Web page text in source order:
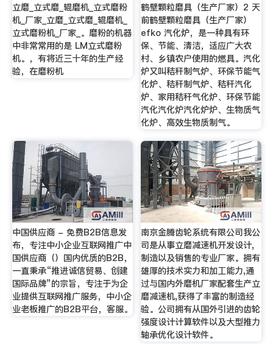
立磨_立式磨_辊磨机_立式磨粉
机_厂家_立磨_立式磨_辊磨机_
立式磨粉机_厂家_。磨粉的机器
中非常常用的是 LM立式磨粉
机。，有将近三十年的生产经
验，在磨粉机
鹤壁颗粒磨具（生产厂家）2 天
前鹤壁颗粒磨具（生产厂家）
efko 汽化炉，是一种具有环
保、节能、清洁，适应广大农
村、乡镇农户使用的燃具。汽化
炉又叫秸秆制气炉、环保节能气
化炉、秸秆制气炉、秸秆汽化
炉、家用秸秆气化炉、环保节能
汽化汽化炉汽化炉炉、生物质气
化炉、高效生物质制气。
中国供应商 - 免费B2B信息发
布，专注中小企业互联网推广中
国供应商（）国内优质的B2B，
一直秉承“推进诚信贸易、创建
国际品牌”的宗旨，专注于为企
业提供互联网推广服务，中小企
业老板推广的B2B平台，客服。
南京金腾齿轮系统有限公司我公
司是从事立磨减速机开发设计,
制造以及销售的专业厂家。拥有
雄厚的技术实力和加工能力,通
过与国内外磨机厂家配套生产立
磨减速机,获得了丰富的制造经
验。公司拥有从国外引进的齿轮
强度设计计算软件以及大型推力
轴承优化设计软件。